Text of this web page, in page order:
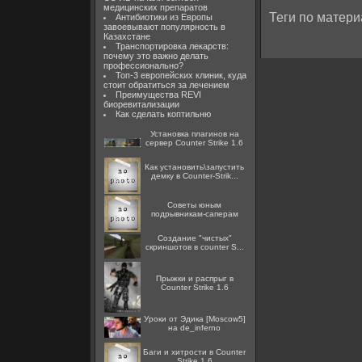
медицинских препаратов
Антибиотики из Европы
завоевывают популярность в
Казахстане
Транспортировка лекарств:
почему это важно делать
профессионально?
Топ-3 европейских клиник, куда
стоит обратиться за лечением
Преимущества REVI
биоревитализации
Как сделать коптильню
Установка плагинов на
сервер Counter Strike 1.6
Как установить\запустить
демку в Counter-Strik...
Советы юным
подрывникам-саперам
Создание "чистых"
скриншотов в counter S...
Прыжки и распрыг в
Counter Strike 1.6
Уроки от Эдика [Moscow5]
на de_inferno
Баги и хитрости в Counter
Теги по